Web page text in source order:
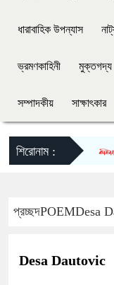
ধারাবাহিক উপন্যাস
ভ্রমণকাহিনী মুক্তগদ্য
সম্পাদকীয় সাক্ষাৎকার
শিরোনাম :
প্রচ্ছদPOEMDesa
Desa Dautovic